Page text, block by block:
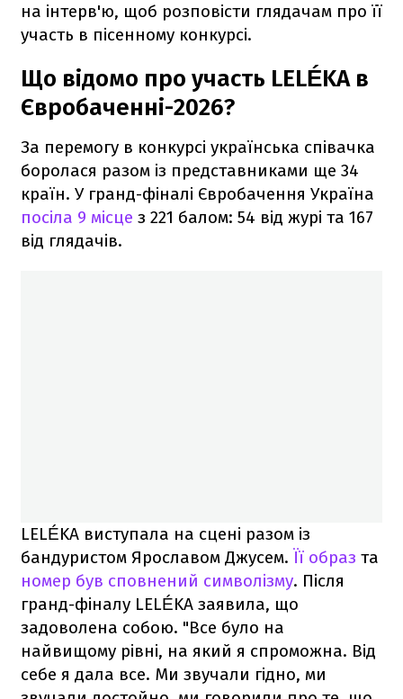
на інтерв'ю, щоб розповісти глядачам про її
участь в пісенному конкурсі.
Що відомо про участь LELÉKA в
Євробаченні-2026?
За перемогу в конкурсі українська співачка
боролася разом із представниками ще 34
країн. У гранд-фіналі Євробачення Україна
посіла 9 місце з 221 балом: 54 від журі та 167
від глядачів.
LELÉKA виступала на сцені разом із
бандуристом Ярославом Джусем. Її образ та
номер був сповнений символізму. Після
гранд-фіналу LELÉKA заявила, що
задоволена собою. "Все було на
найвищому рівні, на який я спроможна. Від
себе я дала все. Ми звучали гідно, ми